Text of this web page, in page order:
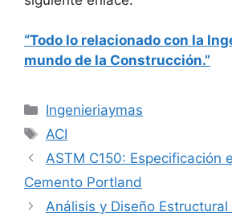
“Todo lo relacionado con la
mundo de la Construcción.”
Categorías
Ingenieriaymas
Etiquetas
ACI
ASTM C150: Especificación
Cemento Portland
Análisis y Diseño Estructural